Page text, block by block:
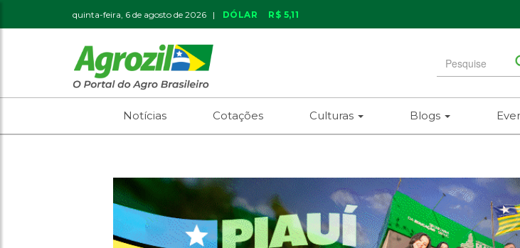
quinta-feira, 6 de agosto de 2026 | DÓLAR R$ 5,11
Search
for
Notícias Cotações Culturas Blogs